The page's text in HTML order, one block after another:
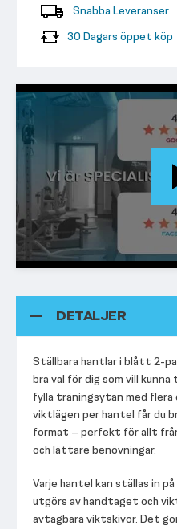
Snabba Leveranser
30 Dagars öppet köp
DETALJER
Ställbara hantlar i blått 2-
bra val för dig som vill
fylla träningsytan med flera
viktlägen per hantel får du
format – perfekt för allt
och lättare benövningar.
Varje hantel kan ställas in
utgörs av handtaget och
avtagbara viktskivor. Det